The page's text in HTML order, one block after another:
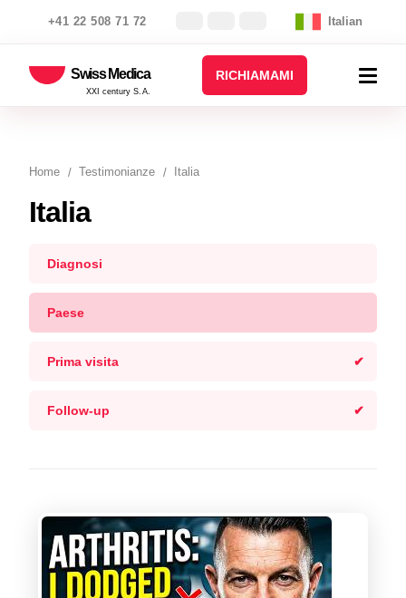
+41 22 508 71 72 Italian
Swiss Medica
XXI century S.A.
RICHIAMAMI
Home Testimonianze Italia
Italia
Diagnosi
Paese
Prima visita
Follow-up